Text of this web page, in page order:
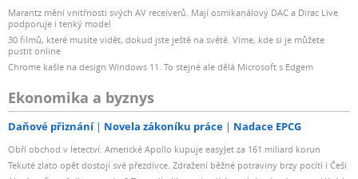
Marantz mění vnitřnosti svých AV receiverů. Mají osmikanálový DAC a Dirac Live
podporuje i tenký model
30 filmů, které musíte vidět, dokud jste ještě na světě. Víme, kde si je můžete
pustit online
Chrome kašle na design Windows 11. To stejné ale dělá Microsoft s Edgem
Ekonomika a byznys
Daňové přiznání Novela zákoníku práce Nadace EPCG
Obří obchod v letectví. Americké Apollo kupuje easyJet za 161 miliard korun
Tekuté zlato opět dostojí své přezdívce. Zdražení běžné potraviny brzy pocítí i Češi